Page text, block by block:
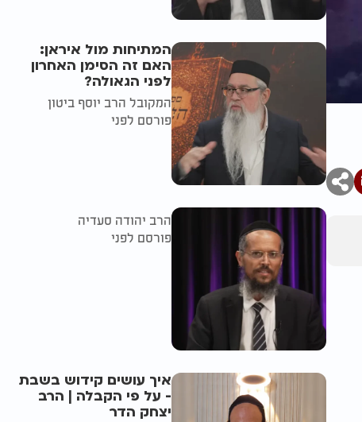
המתיחות מול איראן:
האם זה הסימן האחרון
לפני הגאולה?
המקובל הרב יוסף ביטון
פורסם לפני
הרב יהודה סעדיה
פורסם לפני
איך עושים קידוש בשבת
- על פי הקבלה | הרב
יצחק הדר